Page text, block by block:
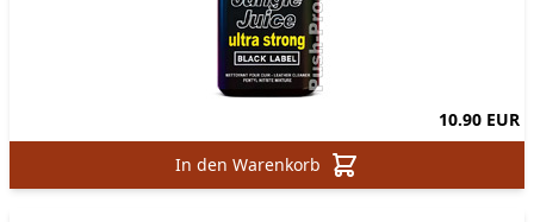
10.90 EUR
In den Warenkorb